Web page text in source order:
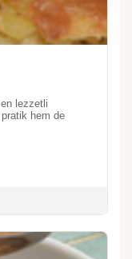
lezzetli
pratik hem de